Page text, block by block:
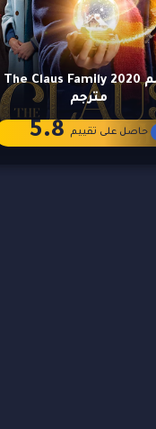
فيلم The Claus Family 2020
مترجم
حاصل على تقييم 5.8